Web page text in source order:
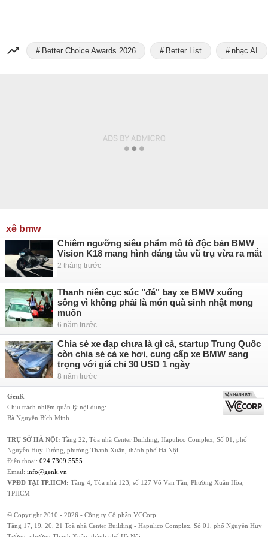
Better Choice Awards 2026 Better List nhạc AI
xê bmw
Chiêm ngưỡng siêu phẩm mô tô độc bản BMW
Vision K18 mang hình dáng tàu vũ trụ vừa ra mắt
2 tháng trước
Thanh niên cục súc "đá" bay xe BMW xuống
sông vì không phải là món quà sinh nhật mong
muốn
6 năm trước
Chia sẻ xe đạp chưa là gì cả, startup Trung Quốc
còn chia sẻ cả xe hơi, cung cấp xe BMW sang
trọng với giá chỉ 30 USD 1 ngày
8 năm trước
GenK
Chịu trách nhiệm quản lý nội dung:
Bà Nguyễn Bích Minh
TRỤ SỞ HÀ NỘI: Tầng 22, Tòa nhà Center Building, Hapulico Complex, Số 01, phố
Nguyễn Huy Tưởng, phường Thanh Xuân, thành phố Hà Nội
Điện thoại: 024 7309 5555
Email: info@genk.vn
VPĐD TẠI TP.HCM: Tầng 4, Tòa nhà 123, số 127 Võ Văn Tần, Phường Xuân Hòa,
TPHCM
© Copyright 2010 - 2026 - Công ty Cổ phần VCCorp
Tầng 17, 19, 20, 21 Toà nhà Center Building - Hapulico Complex, Số 01, phố Nguyễn Huy